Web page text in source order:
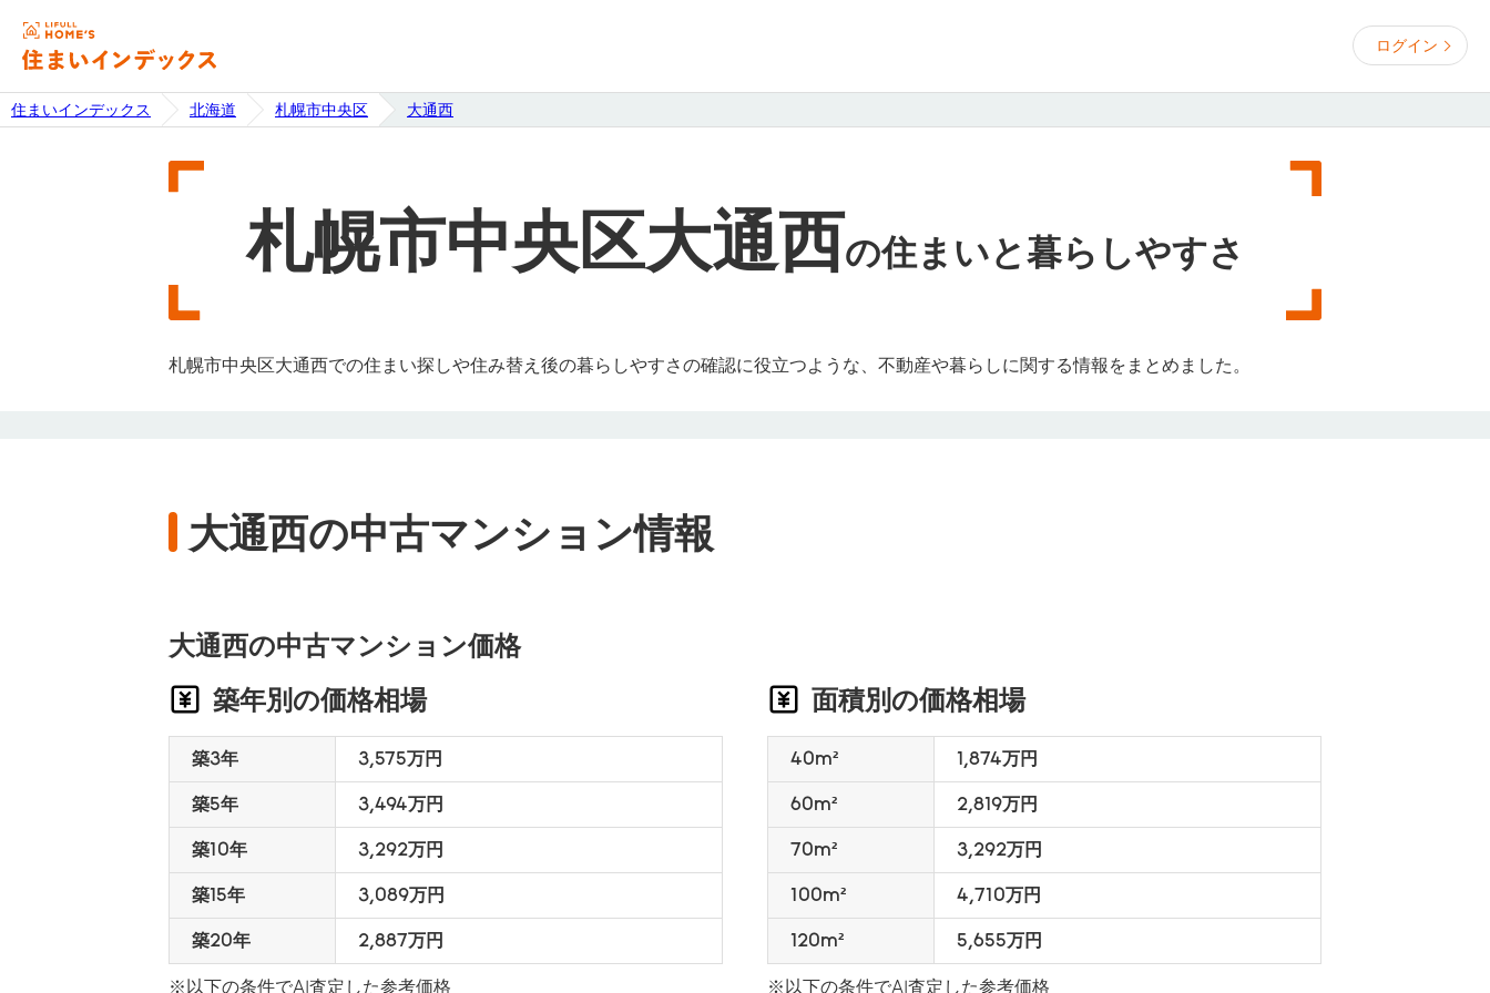
ログイン
住まいインデックス 北海道 札幌市中央区 大通西
札幌市中央区大通西の住まいと暮らしやすさ
札幌市中央区大通西での住まい探しや住み替え後の暮らしやすさの確認に役立つような、不動産や暮らしに関する情報をまとめました。
大通西の中古マンション情報
大通西の中古マンション価格
築年別の価格相場
築3年 3,575万円
築5年 3,494万円
築10年 3,292万円
築15年 3,089万円
築20年 2,887万円
※以下の条件でAI査定した参考価格
面積別の価格相場
40m² 1,874万円
60m² 2,819万円
70m² 3,292万円
100m² 4,710万円
120m² 5,655万円
※以下の条件でAI査定した参考価格